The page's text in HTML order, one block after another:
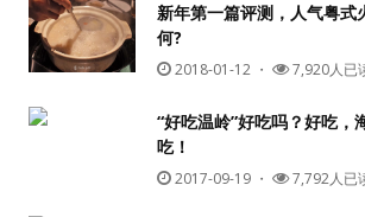
密码
记住我的登录状态
新年第一篇评测，人气粤式
何?
2018-01-12 ・ 7,920人已
“好吃温岭”好吃吗？好吃，
吃！
2017-09-19 ・ 7,792人已